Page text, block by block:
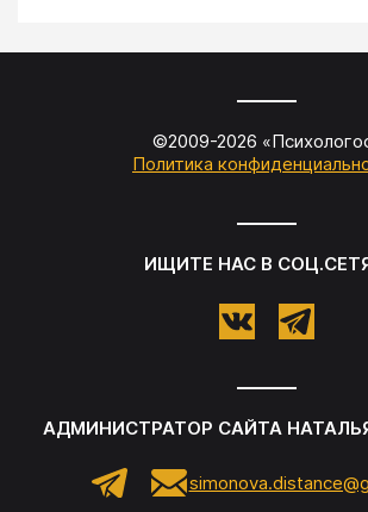
©2009-2026 «
Политика
ИЩИТЕ НАС В
АДМИНИСТРАТОР САЙТА